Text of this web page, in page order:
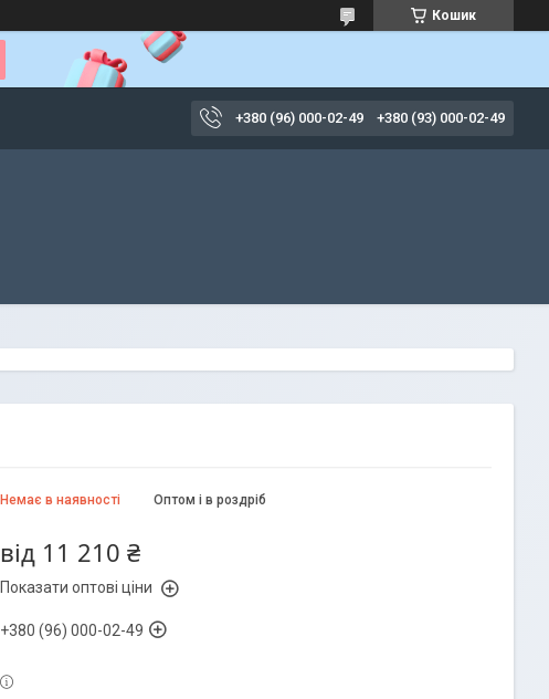
Кошик
+380 (96) 000-02-49 +380 (93) 000-02-49
Немає в наявності Оптом і в роздріб
від 11 210 ₴
Показати оптові ціни
+380 (96) 000-02-49